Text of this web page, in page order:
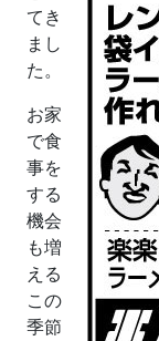
てき
まし
た。
お家
で食
事を
する
機会
も増
える
この
季節